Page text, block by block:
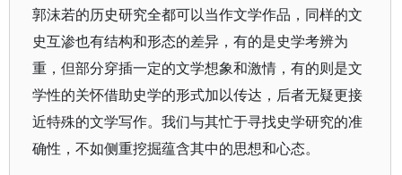
郭沫若的历史研究全都可以当作文学作品，同样的文
史互渗也有结构和形态的差异，有的是史学考辨为
重，但部分穿插一定的文学想象和激情，有的则是文
学性的关怀借助史学的形式加以传达，后者无疑更接
近特殊的文学写作。我们与其忙于寻找史学研究的准
确性，不如侧重挖掘蕴含其中的思想和心态。